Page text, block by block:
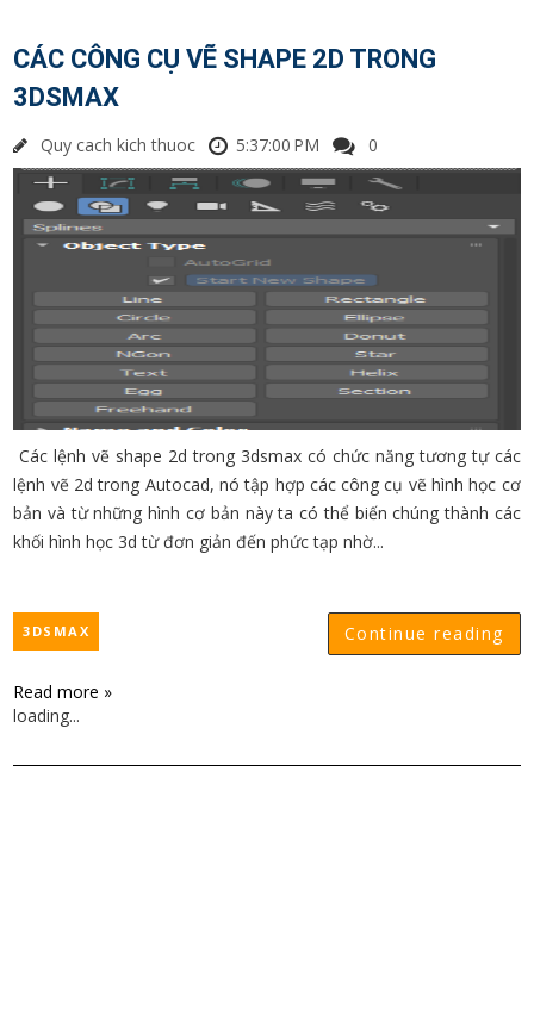
CÁC CÔNG CỤ VẼ SHAPE 2D TRONG
3DSMAX
Quy cach kich thuoc 5:37:00 PM 0
Các lệnh vẽ shape 2d trong 3dsmax có chức năng tương tự các
lệnh vẽ 2d trong Autocad, nó tập hợp các công cụ vẽ hình học cơ
bản và từ những hình cơ bản này ta có thể biến chúng thành các
khối hình học 3d từ đơn giản đến phức tạp nhờ...
Continue reading
3DSMAX
Read more »
loading...